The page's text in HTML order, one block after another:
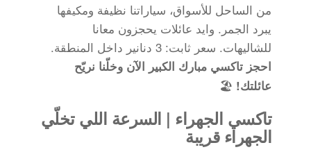
من الساحل للأسواق، سياراتنا نظيفة ومكيفها
يبرد الجمر. وايد عائلات يحجزون معانا
للشاليهات. سعر ثابت: 3 دنانير داخل المنطقة.
احجز تاكسي مبارك الكبير الآن وخلّنا نريّح
عائلتك! 🏖️
تاكسي الجهراء | السرعة اللي تخلّي
الجهراء قريبة